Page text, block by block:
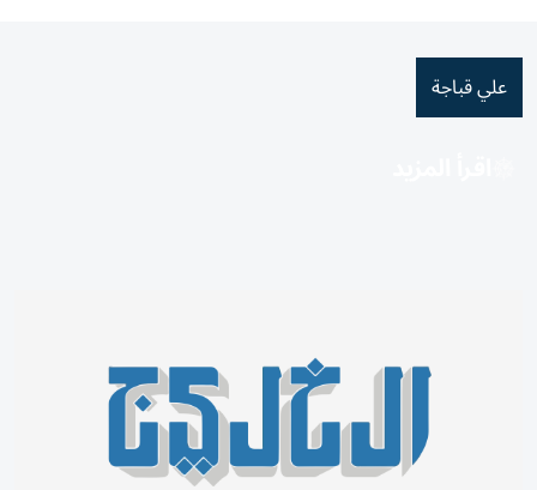
علي قباجة